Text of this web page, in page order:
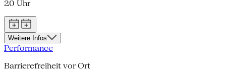
20 Uhr
Weitere Infos
Performance
Barrierefreiheit vor Ort